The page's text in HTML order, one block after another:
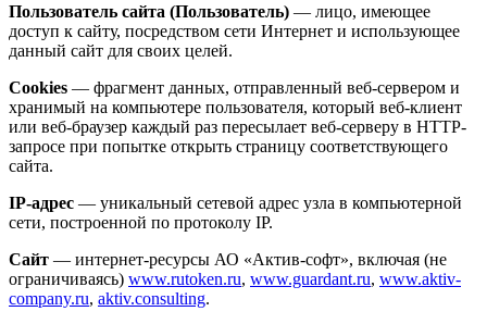
Пользователь сайта (Пользователь) — лицо, имеющее
доступ к сайту, посредством сети Интернет и использующее
данный сайт для своих целей.
Cookies — фрагмент данных, отправленный веб-сервером и
хранимый на компьютере пользователя, который веб-клиент
или веб-браузер каждый раз пересылает веб-серверу в HTTP-
запросе при попытке открыть страницу соответствующего
сайта.
IP-адрес — уникальный сетевой адрес узла в компьютерной
сети, построенной по протоколу IP.
Сайт — интернет-ресурсы АО «Актив-софт», включая (не
ограничиваясь) www.rutoken.ru, www.guardant.ru, www.aktiv-
company.ru, aktiv.consulting.